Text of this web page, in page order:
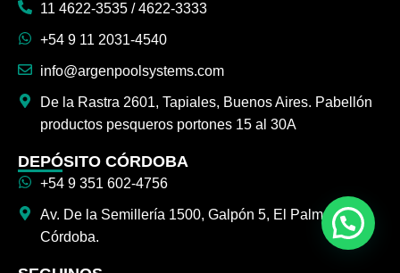
11 4622-3535 / 4622-3333
+54 9 11 2031-4540
info@argenpoolsystems.com
De la Rastra 2601, Tapiales, Buenos Aires. Pabellón
productos pesqueros portones 15 al 30A
DEPÓSITO CÓRDOBA
+54 9 351 602-4756
Av. De la Semillería 1500, Galpón 5, El Palmar,
Córdoba.